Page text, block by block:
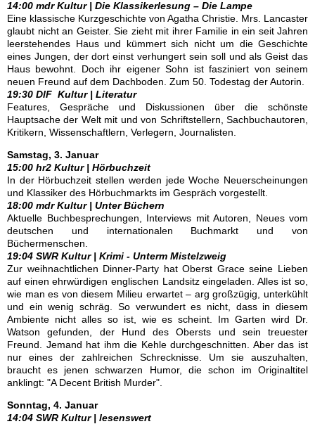
14:00 mdr Kultur | Die Klassikerlesung – Die Lampe
Eine klassische Kurzgeschichte von Agatha Christie. Mrs. Lancaster
glaubt nicht an Geister. Sie zieht mit ihrer Familie in ein seit Jahren
leerstehendes Haus und kümmert sich nicht um die Geschichte
eines Jungen, der dort einst verhungert sein soll und als Geist das
Haus bewohnt. Doch ihr eigener Sohn ist fasziniert von seinem
neuen Freund auf dem Dachboden. Zum 50. Todestag der Autorin.
19:30 DlF Kultur | Literatur
Features, Gespräche und Diskussionen über die schönste
Hauptsache der Welt mit und von Schriftstellern, Sachbuchautoren,
Kritikern, Wissenschaftlern, Verlegern, Journalisten.
Samstag, 3. Januar
15:00 hr2 Kultur | Hörbuchzeit
In der Hörbuchzeit stellen werden jede Woche Neuerscheinungen
und Klassiker des Hörbuchmarkts im Gespräch vorgestellt.
18:00 mdr Kultur | Unter Büchern
Aktuelle Buchbesprechungen, Interviews mit Autoren, Neues vom
deutschen und internationalen Buchmarkt und von
Büchermenschen.
19:04 SWR Kultur | Krimi - Unterm Mistelzweig
Zur weihnachtlichen Dinner-Party hat Oberst Grace seine Lieben
auf einen ehrwürdigen englischen Landsitz eingeladen. Alles ist so,
wie man es von diesem Milieu erwartet – arg großzügig, unterkühlt
und ein wenig schräg. So verwundert es nicht, dass in diesem
Ambiente nicht alles so ist, wie es scheint. Im Garten wird Dr.
Watson gefunden, der Hund des Obersts und sein treuester
Freund. Jemand hat ihm die Kehle durchgeschnitten. Aber das ist
nur eines der zahlreichen Schrecknisse. Um sie auszuhalten,
braucht es jenen schwarzen Humor, die schon im Originaltitel
anklingt: "A Decent British Murder".
Sonntag, 4. Januar
14:04 SWR Kultur | lesenswert